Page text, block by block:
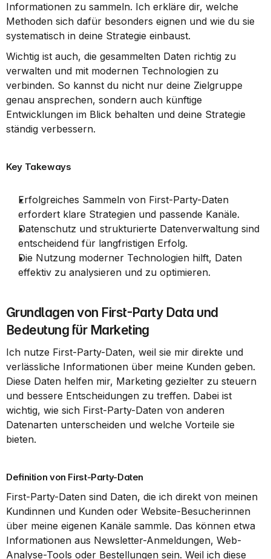
Informationen zu sammeln. Ich erkläre dir, welche
Methoden sich dafür besonders eignen und wie du sie
systematisch in deine Strategie einbaust.
Wichtig ist auch, die gesammelten Daten richtig zu
verwalten und mit modernen Technologien zu
verbinden. So kannst du nicht nur deine Zielgruppe
genau ansprechen, sondern auch künftige
Entwicklungen im Blick behalten und deine Strategie
ständig verbessern.
Key Takeways
Erfolgreiches Sammeln von First-Party-Daten
erfordert klare Strategien und passende Kanäle.
Datenschutz und strukturierte Datenverwaltung sind
entscheidend für langfristigen Erfolg.
Die Nutzung moderner Technologien hilft, Daten
effektiv zu analysieren und zu optimieren.
Grundlagen von First-Party Data und
Bedeutung für Marketing
Ich nutze First-Party-Daten, weil sie mir direkte und
verlässliche Informationen über meine Kunden geben.
Diese Daten helfen mir, Marketing gezielter zu steuern
und bessere Entscheidungen zu treffen. Dabei ist
wichtig, wie sich First-Party-Daten von anderen
Datenarten unterscheiden und welche Vorteile sie
bieten.
Definition von First-Party-Daten
First-Party-Daten sind Daten, die ich direkt von meinen
Kundinnen und Kunden oder Website-Besucherinnen
über meine eigenen Kanäle sammle. Das können etwa
Informationen aus Newsletter-Anmeldungen, Web-
Analyse-Tools oder Bestellungen sein. Weil ich diese